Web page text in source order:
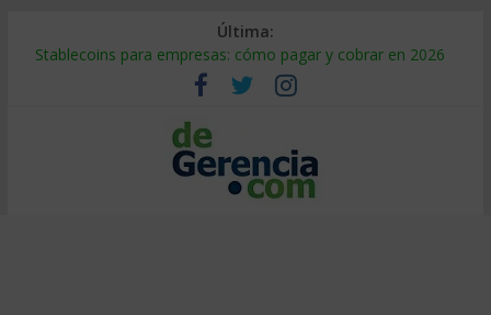
Última:
Stablecoins para empresas: cómo pagar y cobrar en 2026
Despido silencioso: qué es y por qué sale tan caro
IA en selección de personal: cómo auditarla a tiempo
Trabajo forzoso en la cadena de suministro: qué hacer
Mercado hispano de EE. UU.: cómo segmentarlo y venderle